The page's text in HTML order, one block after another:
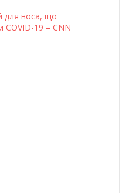
для носа, що
COVID-19 – CNN